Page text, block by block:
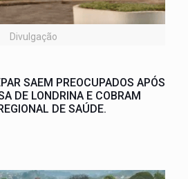
Divulgação
SAEM PREOCUPADOS APÓS
DE LONDRINA E COBRAM
DE SAÚDE.